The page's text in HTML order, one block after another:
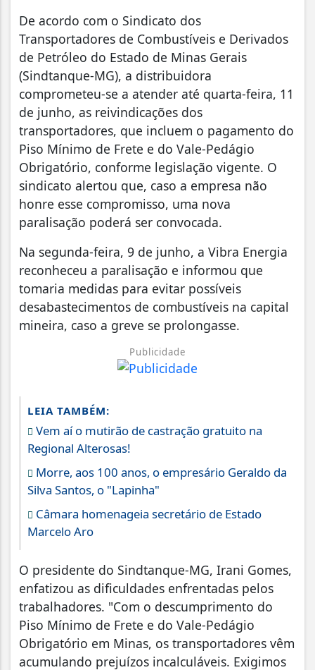
De acordo com o Sindicato dos
Transportadores de Combustíveis e Derivados
de Petróleo do Estado de Minas Gerais
(Sindtanque-MG), a distribuidora
comprometeu-se a atender até quarta-feira, 11
de junho, as reivindicações dos
transportadores, que incluem o pagamento do
Piso Mínimo de Frete e do Vale-Pedágio
Obrigatório, conforme legislação vigente. O
sindicato alertou que, caso a empresa não
honre esse compromisso, uma nova
paralisação poderá ser convocada.
Na segunda-feira, 9 de junho, a Vibra Energia
reconheceu a paralisação e informou que
tomaria medidas para evitar possíveis
desabastecimentos de combustíveis na capital
mineira, caso a greve se prolongasse.
Publicidade
LEIA TAMBÉM:
Vem aí o mutirão de castração gratuito na
Regional Alterosas!
Morre, aos 100 anos, o empresário Geraldo da
Silva Santos, o "Lapinha"
Câmara homenageia secretário de Estado
Marcelo Aro
O presidente do Sindtanque-MG, Irani Gomes,
enfatizou as dificuldades enfrentadas pelos
trabalhadores. "Com o descumprimento do
Piso Mínimo de Frete e do Vale-Pedágio
Obrigatório em Minas, os transportadores vêm
acumulando prejuízos incalculáveis. Exigimos